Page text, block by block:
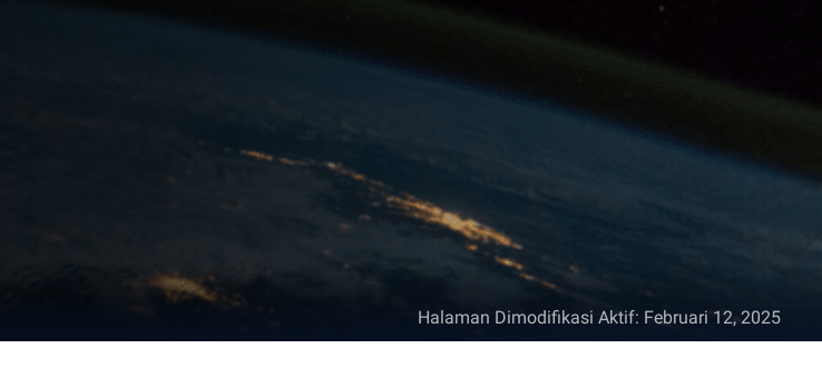
Halaman Dimodifikasi Aktif: Februari 12, 2025